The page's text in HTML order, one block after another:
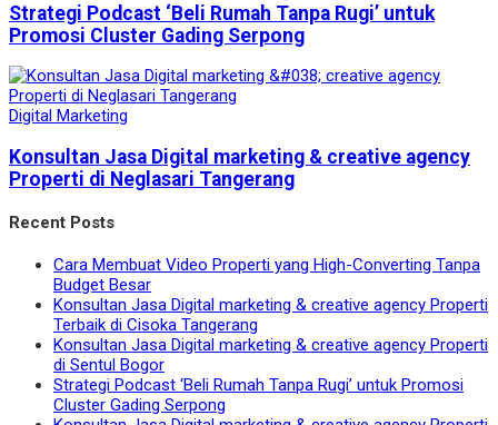
Strategi Podcast ‘Beli Rumah Tanpa Rugi’ untuk
Promosi Cluster Gading Serpong
Digital Marketing
Konsultan Jasa Digital marketing & creative agency
Properti di Neglasari Tangerang
Recent Posts
Cara Membuat Video Properti yang High-Converting Tanpa
Budget Besar
Konsultan Jasa Digital marketing & creative agency Properti
Terbaik di Cisoka Tangerang
Konsultan Jasa Digital marketing & creative agency Properti
di Sentul Bogor
Strategi Podcast ‘Beli Rumah Tanpa Rugi’ untuk Promosi
Cluster Gading Serpong